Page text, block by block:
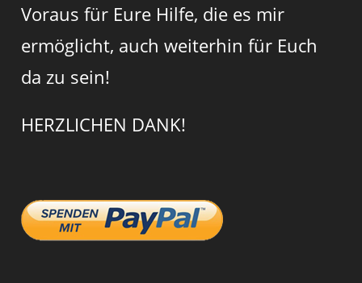
Voraus für Eure Hilfe, die es mir
ermöglicht, auch weiterhin für Euch
da zu sein!
HERZLICHEN DANK!